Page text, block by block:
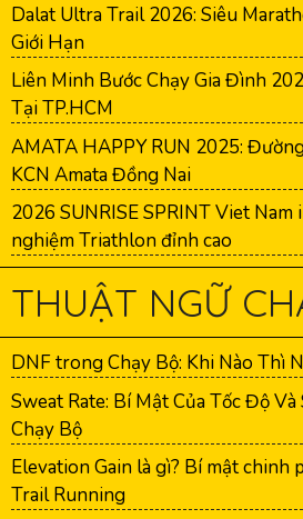
Dalat Ultra Trail 2026: Siêu
Giới Hạn
Liên Minh Bước Chạy Gia Đình
Tại TP.HCM
AMATA HAPPY RUN 2025:
KCN Amata Đồng Nai
2026 SUNRISE SPRINT Viet Nam
nghiệm Triathlon đỉnh cao
THUẬT NGỮ
DNF trong Chạy Bộ: Khi Nào Thì
Sweat Rate: Bí Mật Của Tốc Độ
Chạy Bộ
Elevation Gain là gì? Bí mật chinh
Trail Running